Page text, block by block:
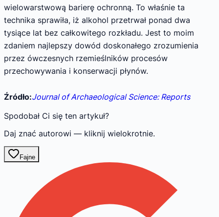
wielowarstwową barierę ochronną. To właśnie ta
technika sprawiła, iż alkohol przetrwał ponad dwa
tysiące lat bez całkowitego rozkładu. Jest to moim
zdaniem najlepszy dowód doskonałego zrozumienia
przez ówczesnych rzemieślników procesów
przechowywania i konserwacji płynów.
Źródło:Journal of Archaeological Science: Reports
Spodobał Ci się ten artykuł?
Daj znać autorowi — kliknij wielokrotnie.
Fajne